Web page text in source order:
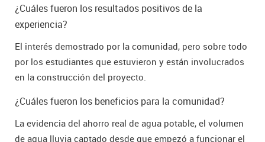
¿Cuáles fueron los resultados positivos de la
experiencia?
El interés demostrado por la comunidad, pero sobre todo
por los estudiantes que estuvieron y están involucrados
en la construcción del proyecto.
¿Cuáles fueron los beneficios para la comunidad?
La evidencia del ahorro real de agua potable, el volumen
de agua lluvia captado desde que empezó a funcionar el